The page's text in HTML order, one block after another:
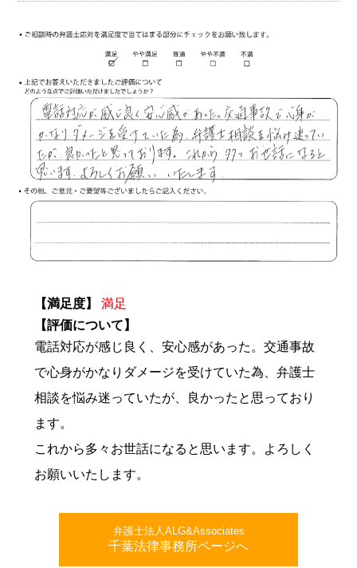
【満足度】
満足
【評価について】
電話対応が感じ良く、安心感があった。交通事故
で心身がかなりダメージを受けていた為、弁護士
相談を悩み迷っていたが、良かったと思っており
ます。
これから多々お世話になると思います。よろしく
お願いいたします。
弁護士法人ALG&Associates
千葉法律事務所ページへ